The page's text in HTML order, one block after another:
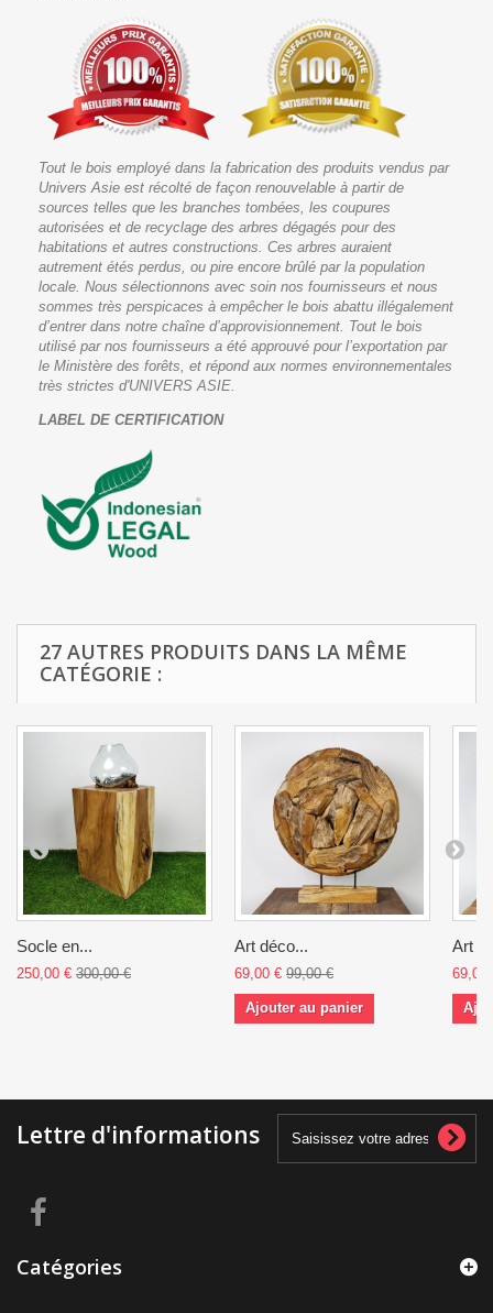
Tout le bois employé dans la fabrication des produits vendus par
Univers Asie est récolté de façon renouvelable à partir de
sources telles que les branches tombées, les coupures
autorisées et de recyclage des arbres dégagés pour des
habitations et autres constructions. Ces arbres auraient
autrement étés perdus, ou pire encore brûlé par la population
locale. Nous sélectionnons avec soin nos fournisseurs et nous
sommes très perspicaces à empêcher le bois abattu illégalement
d’entrer dans notre chaîne d’approvisionnement. Tout le bois
utilisé par nos fournisseurs a été approuvé pour l’exportation par
le Ministère des forêts, et répond aux normes environnementales
très strictes d'UNIVERS ASIE.
LABEL DE CERTIFICATION
27 AUTRES PRODUITS DANS LA MÊME
CATÉGORIE :
Socle en...
250,00 € 300,00 €
Art déco...
69,00 € 99,00 €
Ajouter au panier
Art
69,00
Lettre d'informations
Catégories